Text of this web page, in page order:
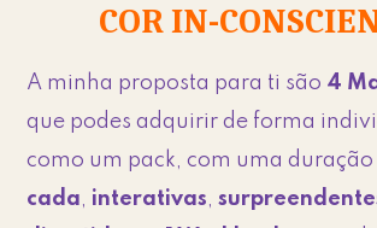
COR IN-
A minha proposta para ti são 4
que podes adquirir de forma
como um pack, com uma duração
cada, interativas,